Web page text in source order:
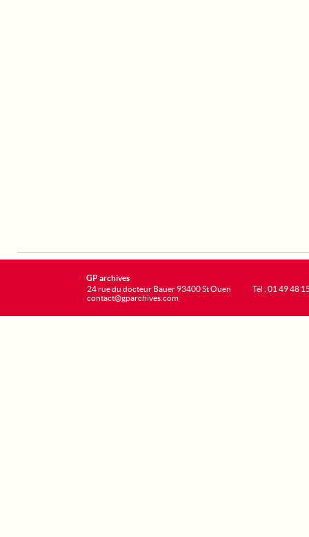
GP archives
24 rue du docteur Bauer 93400 St Ouen
contact@gparchives.com
Tél : 01 49 48